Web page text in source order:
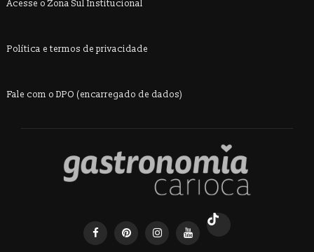
Acesse o Zona Sul Institucional
Política e termos de privacidade
Fale com o DPO (encarregado de dados)